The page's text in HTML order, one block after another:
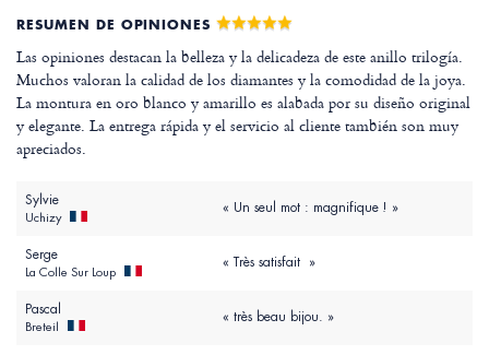
RESUMEN DE OPINIONES
Las opiniones destacan la belleza y la delicadeza de este anillo trilogía.
Muchos valoran la calidad de los diamantes y la comodidad de la joya.
La montura en oro blanco y amarillo es alabada por su diseño original
y elegante. La entrega rápida y el servicio al cliente también son muy
apreciados.
Sylvie
Uchizy
« Un seul mot : magnifique ! »
Serge
La Colle Sur Loup
« Très satisfait »
Pascal
Breteil
« très beau bijou. »